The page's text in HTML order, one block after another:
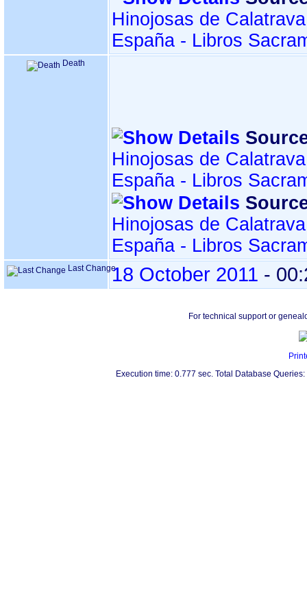
Hinojosas de
España - Libros
Death
Hinojosas de
España - Libros
Hinojosas de
España - Libros
Last Change18 October 2011 -
For technical support or
Execution time: 0.777 sec. Total Database